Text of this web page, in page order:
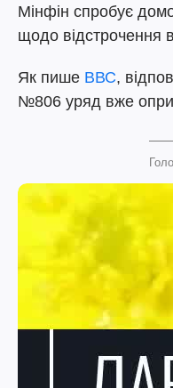
Мінфін спробує
щодо відстрочення
Як пише ВВС,
№806 уряд вже